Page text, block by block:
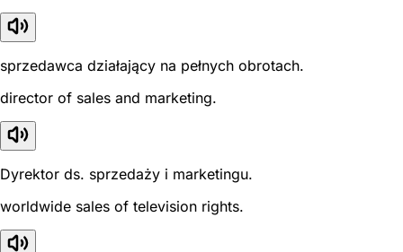
sprzedawca działający na pełnych obrotach.
director of sales and marketing.
Dyrektor ds. sprzedaży i marketingu.
worldwide sales of television rights.